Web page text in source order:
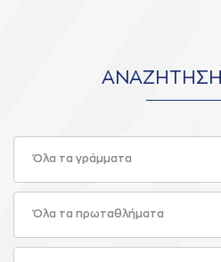
ΑΝΑΖΗΤΗΣΗ
Όλα τα γράμματα
Όλα τα πρωταθλήματα